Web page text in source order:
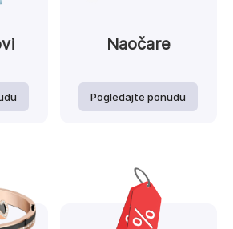
Naočare
Pogledajte ponudu